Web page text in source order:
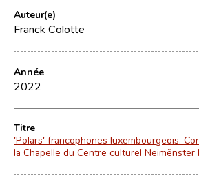
Auteur(e)
Franck Colotte
Année
2022
Titre
'Polars' francophones luxembourgeois.
la Chapelle du Centre culturel Neimënster